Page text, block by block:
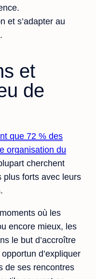
et s’adapter au
et
de
que 72 % des
organisation du
cherchent
plus forts avec leurs
où les
encore mieux, les
le but d’accroître
opportun d’expliquer
de ses rencontres